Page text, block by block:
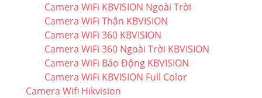
Camera WiFi KBVISION Ngoài Trời
Camera WiFi Thân KBVISION
Camera WiFi 360 KBVISION
Camera WiFi 360 Ngoài Trời KBVISION
Camera WiFi Báo Động KBVISION
Camera WiFi KBVISION Full Color
Camera Wifi Hikvision